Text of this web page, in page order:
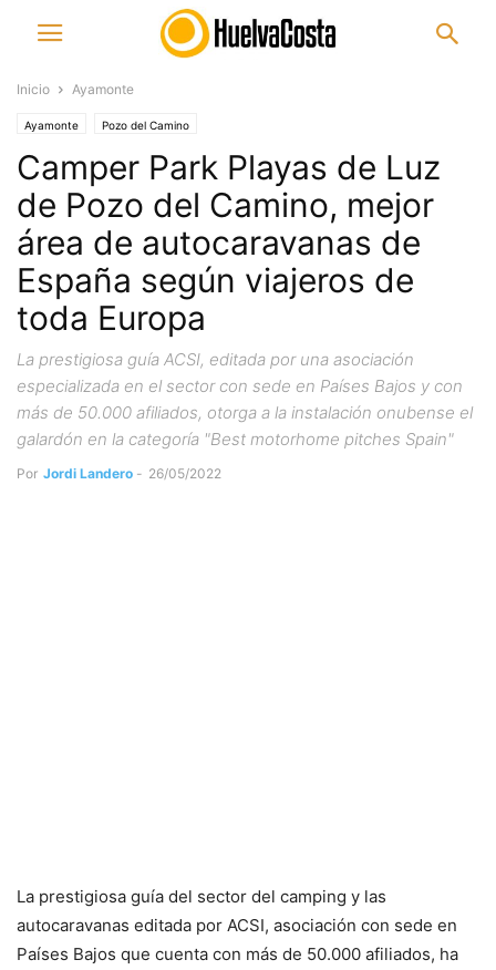
Inicio Ayamonte
Ayamonte Pozo del Camino
Camper Park Playas de Luz
de Pozo del Camino, mejor
área de autocaravanas de
España según viajeros de
toda Europa
La prestigiosa guía ACSI, editada por una asociación
especializada en el sector con sede en Países Bajos y con
más de 50.000 afiliados, otorga a la instalación onubense el
galardón en la categoría "Best motorhome pitches Spain"
Por Jordi Landero - 26/05/2022
La prestigiosa guía del sector del camping y las
autocaravanas editada por ACSI, asociación con sede en
Países Bajos que cuenta con más de 50.000 afiliados, ha